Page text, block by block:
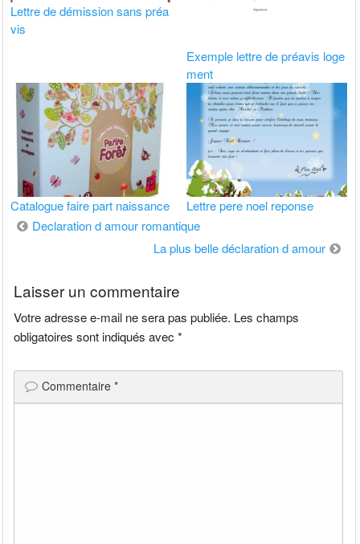
Lettre de démission sans préa
vis
Exemple lettre de préavis loge
ment
Catalogue faire part naissance Lettre pere noel reponse
Navigation
Declaration d amour romantique
La plus belle déclaration d amour
Laisser un commentaire
Votre adresse e-mail ne sera pas publiée. Les champs
obligatoires sont indiqués avec*
Commentaire*